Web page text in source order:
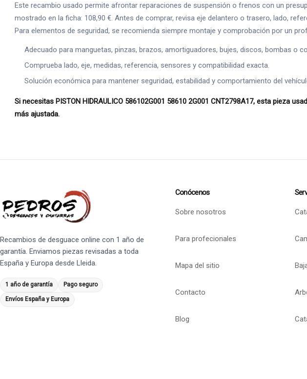
Este recambio usado permite afrontar reparaciones de suspensión o frenos con un
mostrado en la ficha: 108,90 €. Antes de comprar, revisa eje delantero o trasero, lado,
Para elementos de seguridad, se recomienda siempre montaje y comprobación por un
Adecuado para manguetas, pinzas, brazos, amortiguadores, bujes, discos, bombas o
Comprueba lado, eje, medidas, referencia, sensores y compatibilidad exacta.
Solución económica para mantener seguridad, estabilidad y comportamiento del
Si necesitas PISTON HIDRAULICO 586102G001 58610 2G001 CNT2798A17, esta pieza
más ajustada.
Recambios de desguace online con 1 año de
garantía. Enviamos piezas revisadas a toda
España y Europa desde Lleida.
1 año de garantía Pago seguro
Envíos España y Europa
Conócenos
Sobre nosotros
Para profecionales
Mapa del sitio
Contacto
Blog